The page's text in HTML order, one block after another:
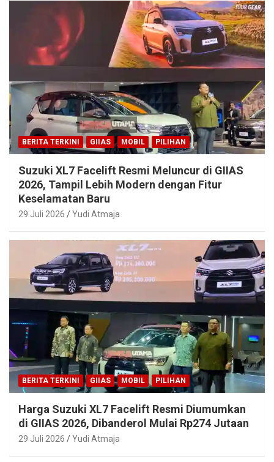
BERITA TERKINI GIIAS MOBIL PILIHAN
Suzuki XL7 Facelift Resmi Meluncur di GIIAS
2026, Tampil Lebih Modern dengan Fitur
Keselamatan Baru
29 Juli 2026 Yudi Atmaja
BERITA TERKINI GIIAS MOBIL PILIHAN
Harga Suzuki XL7 Facelift Resmi Diumumkan
di GIIAS 2026, Dibanderol Mulai Rp274 Jutaan
29 Juli 2026 Yudi Atmaja